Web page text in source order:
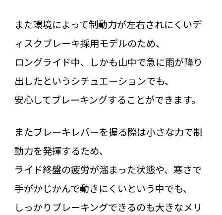
また環境によって制動力が左右されにくいデ
ィスクブレーキ採用モデルのため、
ロングライド中、しかも山中で急に雨が降り
出したというシチュエーションでも、
安心してブレーキングすることができます。
またブレーキレバーを握る際は小さな力で制
動力を発揮するため、
ライド終盤の疲労が溜まった状態や、寒さで
手がかじかんで動きにくいという中でも、
しっかりブレーキングできるのも大きなメリ